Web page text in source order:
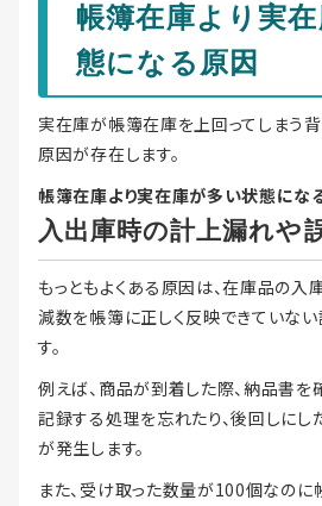
帳簿在庫より実
態になる原因
実在庫が帳簿在庫を上回ってしまう
原因が存在します。
帳簿在庫より実在庫が多い状態にな
入出庫時の計上漏れや
もっともよくある原因は、在庫品の入
減数を帳簿に正しく反映できていな
す。
例えば、商品が到着した際、納品書
記録する処理を忘れたり、後回しにし
が発生します。
また、受け取った数量が100個なのに